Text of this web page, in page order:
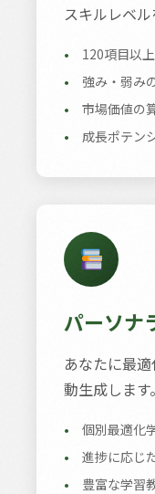
スキルレベル
•
120項目以
•
強み・弱み
•
市場価値の
•
成長ポテン
パーソナ
あなたに最
動生成します。
•
個別最適化
•
進捗に応じ
•
豊富な学習